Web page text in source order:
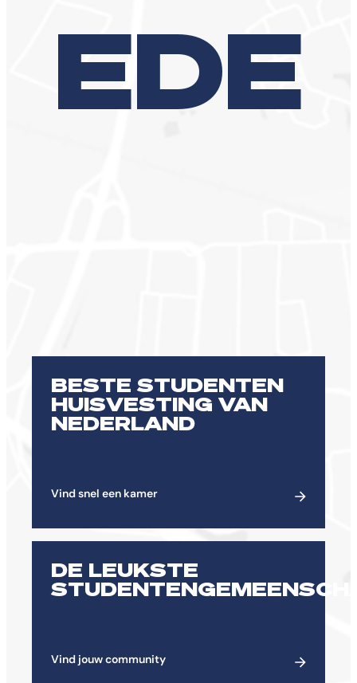
EDE
BESTE STUDENTEN
HUISVESTING VAN
NEDERLAND
Vind snel een kamer
DE LEUKSTE
Vind jouw community